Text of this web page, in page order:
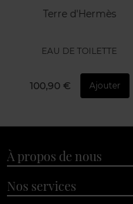
Terre d'Hermès
EAU DE TOILETTE
100,90 € Ajouter
À propos de nous
Nos services